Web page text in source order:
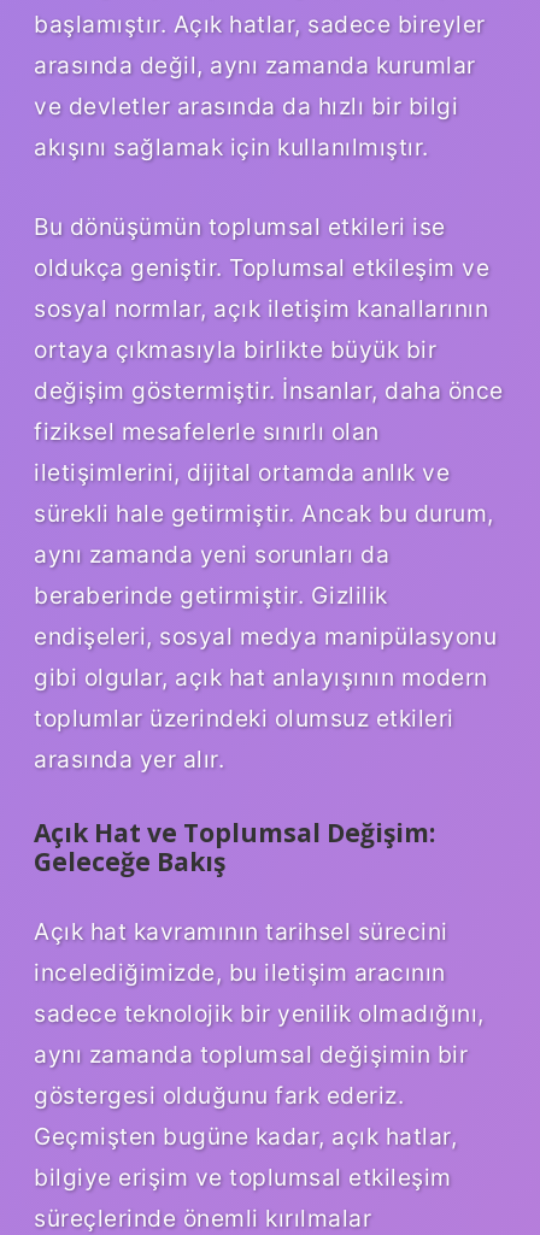
başlamıştır. Açık hatlar, sadece bireyler
arasında değil, aynı zamanda kurumlar
ve devletler arasında da hızlı bir bilgi
akışını sağlamak için kullanılmıştır.
Bu dönüşümün toplumsal etkileri ise
oldukça geniştir. Toplumsal etkileşim ve
sosyal normlar, açık iletişim kanallarının
ortaya çıkmasıyla birlikte büyük bir
değişim göstermiştir. İnsanlar, daha önce
fiziksel mesafelerle sınırlı olan
iletişimlerini, dijital ortamda anlık ve
sürekli hale getirmiştir. Ancak bu durum,
aynı zamanda yeni sorunları da
beraberinde getirmiştir. Gizlilik
endişeleri, sosyal medya manipülasyonu
gibi olgular, açık hat anlayışının modern
toplumlar üzerindeki olumsuz etkileri
arasında yer alır.
Açık Hat ve Toplumsal Değişim:
Geleceğe Bakış
Açık hat kavramının tarihsel sürecini
incelediğimizde, bu iletişim aracının
sadece teknolojik bir yenilik olmadığını,
aynı zamanda toplumsal değişimin bir
göstergesi olduğunu fark ederiz.
Geçmişten bugüne kadar, açık hatlar,
bilgiye erişim ve toplumsal etkileşim
süreçlerinde önemli kırılmalar